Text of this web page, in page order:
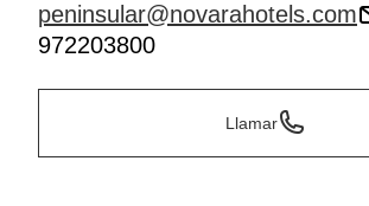
peninsular@novarahotels.com
972203800
Llamar